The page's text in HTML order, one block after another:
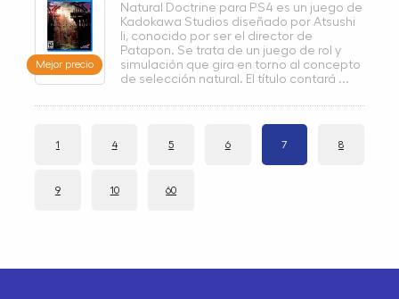
Mejor precio
Natural Doctrine para PS4 es un juego de
Kadokawa Studios diseñado por Atsushi
Ii, conocido por ser el director de
Patapon. Se trata de un juego de rol y
simulación que gira en torno al concepto
de selección natural. El título contará ...
1 4 5 6 7 8
9 10 60